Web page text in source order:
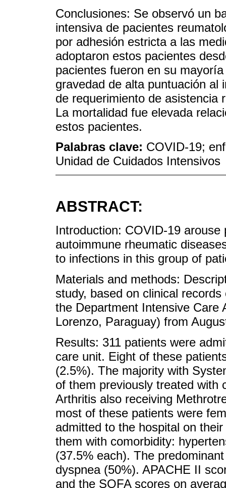
Conclusiones: Se observó un
intensiva de pacientes
por adhesión estricta a las
adoptaron estos pacientes
pacientes fueron en su
gravedad de alta puntuación al
de requerimiento de asistencia
La mortalidad fue elevada
estos pacientes.
Palabras clave: COVID-19;
Unidad de Cuidados Intensivos
ABSTRACT:
Introduction: COVID-19
autoimmune rheumatic
to infections in this group of
Materials and methods:
study, based on clinical
the Department Intensive Care
Lorenzo, Paraguay) from
Results: 311 patients were
care unit. Eight of these
(2.5%). The majority with
of them previously treated with
Arthritis also receiving
most of these patients were
admitted to the hospital on
them with comorbidity:
(37.5% each). The
dyspnea (50%). APACHE II
and the SOFA scores on